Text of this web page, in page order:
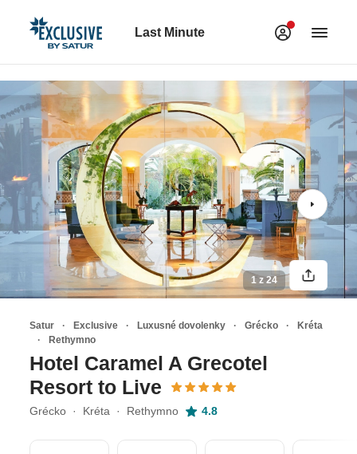
Last Minute
Satur Exclusive Luxusné dovolenky Grécko
Kréta
Rethymno
Hotel Caramel A Grecotel
Resort to Live
Grécko · Kréta · Rethymno 4.8
1 z 24